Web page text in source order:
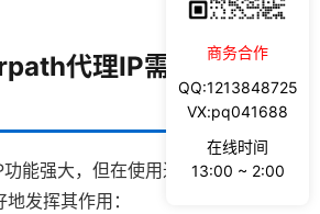
代理IP需要注意什
能强大，但在使用过程中仍需注意
发挥其作用：
商务合作
QQ:1213848725
VX:pq041688
在线时间
13:00 ~ 2:00